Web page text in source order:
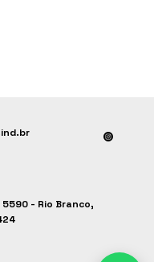
- Rio Branco,